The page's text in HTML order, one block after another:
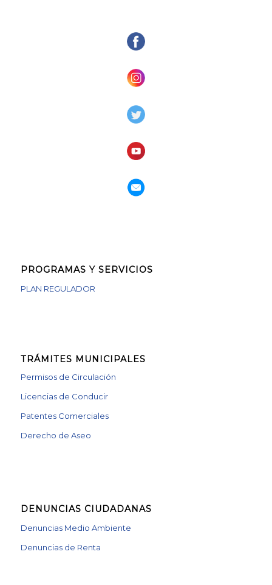
PROGRAMAS Y SERVICIOS
PLAN REGULADOR
TRÁMITES MUNICIPALES
Permisos de Circulación
Licencias de Conducir
Patentes Comerciales
Derecho de Aseo
DENUNCIAS CIUDADANAS
Denuncias Medio Ambiente
Denuncias de Renta